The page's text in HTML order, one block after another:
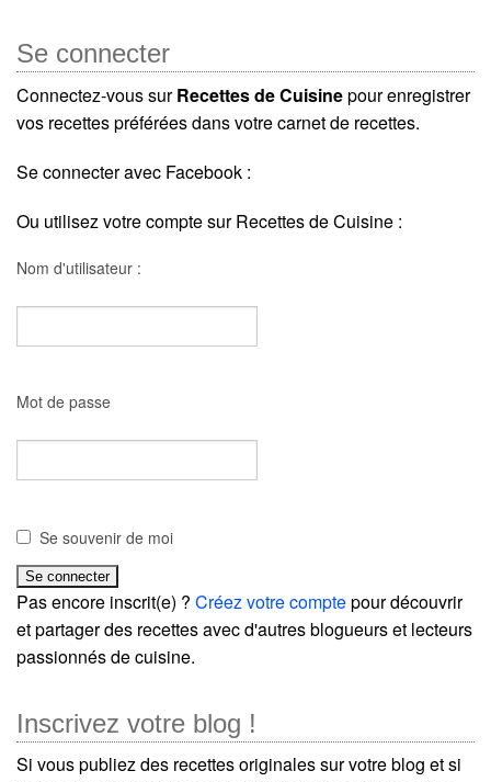
Se connecter
Connectez-vous surRecettes de Cuisinepour enregistrer
vos recettes préférées dans votre carnet de recettes.
Se connecter avec Facebook :
Ou utilisez votre compte sur Recettes de Cuisine :
Nom d'utilisateur :
Mot de passe
Se souvenir de moi
Pas encore inscrit(e) ? Créez votre comptepour découvrir
et partager des recettes avec d'autres blogueurs et lecteurs
passionnés de cuisine.
Inscrivez votre blog !
Si vous publiez des recettes originales sur votre blog et si